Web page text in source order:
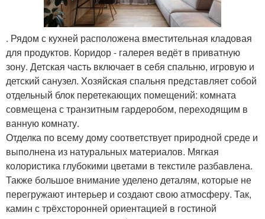
. Рядом с кухней расположена вместительная кладовая
для продуктов. Коридор - галерея ведёт в приватную
зону. Детская часть включает в себя спальню, игровую и
детский санузел. Хозяйская спальня представляет собой
отдельный блок перетекающих помещений: комната
совмещена с транзитным гардеробом, переходящим в
ванную комнату.
Отделка по всему дому соответствует природной среде и
выполнена из натуральных материалов. Мягкая
колористика глубокими цветами в текстиле разбавлена.
Также большое внимание уделено деталям, которые не
перегружают интерьер и создают свою атмосферу. Так,
камин с трёхсторонней ориентацией в гостиной